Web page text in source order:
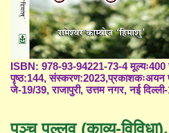
ISBN: 978-93-94221-73-4 मूल्यः400
पृष्ठ:144, संस्करण:2023,प्रकाशकःअयन
जे-19/39, राजापुरी, उत्तम नगर, नई
पञ्च पल्लव (काव्य-विविधा),